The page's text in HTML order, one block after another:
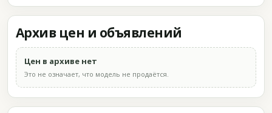
Архив цен и объявлений
Цен в архиве нет
Это не означает, что модель не продаётся.